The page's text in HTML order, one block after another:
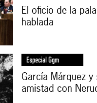
El oficio de la
hablada
Especial Ggm
García Márquez y
amistad con